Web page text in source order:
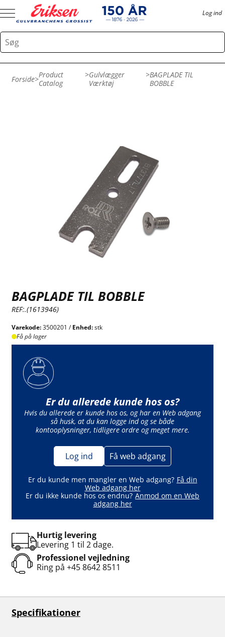
Log ind
Forside>Product
Catalog
>Gulvlægger
Værktøj
>BAGPLADE TIL
BOBBLE
BAGPLADE TIL BOBBLE
REF:.(1613946)
Varekode:3500201 /Enhed:stk
Få på lager
Er du allerede kunde hos os?
Hvis du allerede er kunde hos os, og har en Web adgang
så husk, at du kan logge ind og se både
kontooplysninger, tidligere ordre og meget mere.
Log ind Få web adgang
Er du kunde men mangler en Web adgang? Få din
Web adgang her
Er du ikke kunde hos os endnu? Anmod om en Web
adgang her
Hurtig levering
Levering 1 til 2 dage.
Professionel vejledning
Ring på +45 8642 8511
Specifikationer